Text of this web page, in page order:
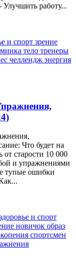
Улучшить работу...
и спорт зрение
тело тренеры
челлендж энергия
Что будет на
старости 10 000
и упражнениями
тупые ошибки
и спорт
новичок образ
спортсмен